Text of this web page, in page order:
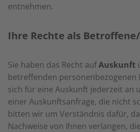
entnehmen.
Ihre Rechte als
Sie haben das Recht aufAuskunft
betreffenden personenbezogenen
sich für eine Auskunft jederzeit an
einer Auskunftsanfrage, die nicht
bitten wir um Verständnis dafür,
Nachweise von Ihnen verlangen,